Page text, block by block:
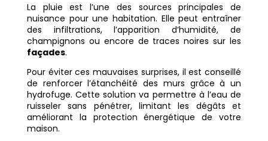
La pluie est l’une des sources principales de
nuisance pour une habitation. Elle peut entraîner
des infiltrations, l’apparition d’humidité, de
champignons ou encore de traces noires sur les
façades.
Pour éviter ces mauvaises surprises, il est conseillé
de renforcer l’étanchéité des murs grâce à un
hydrofuge. Cette solution va permettre à l’eau de
ruisseler sans pénétrer, limitant les dégâts et
améliorant la protection énergétique de votre
maison.